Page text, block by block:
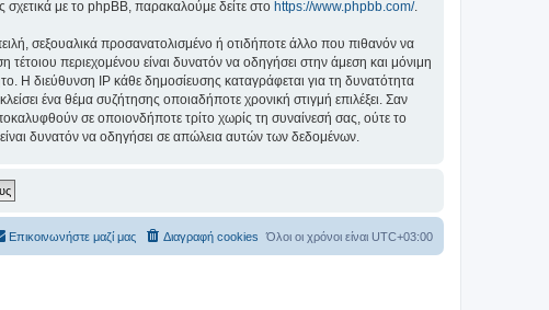
με το phpBB, παρακαλούμε δείτε στο https://www.phpbb.com/.
σεξουαλικά προσανατολισμένο ή οτιδήποτε άλλο που πιθανόν να
τέτοιου περιεχομένου είναι δυνατόν να οδηγήσει στην άμεση και μόνιμη
Η διεύθυνση IP κάθε δημοσίευσης καταγράφεται για τη δυνατότητα
ένα θέμα συζήτησης οποιαδήποτε χρονική στιγμή επιλέξει. Σαν
σε οποιονδήποτε τρίτο χωρίς τη συναίνεσή σας, ούτε το
δυνατόν να οδηγήσει σε απώλεια αυτών των δεδομένων.
Όλοι οι χρόνοι είναι UTC+03:00
Διαγραφή cookies
Επικοινωνήστε μαζί μας